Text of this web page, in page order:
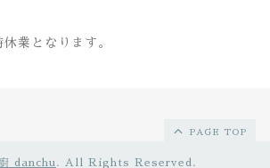
業となります。
PAGE TOP
danchu . All Rights Reserved.